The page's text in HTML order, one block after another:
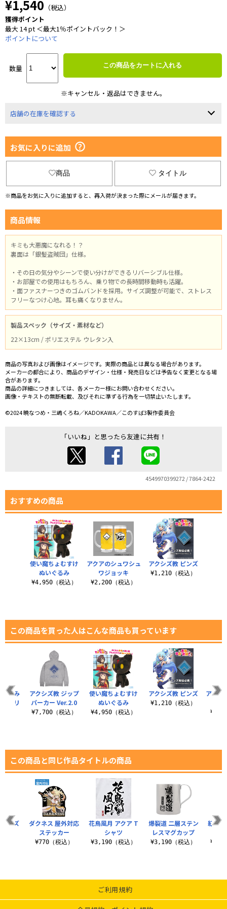
¥1,540 （税込）
獲得ポイント
最大 14 pt ＜最大1％ポイントバック！＞
ポイントについて
数量 この商品をカートに入れる
※キャンセル・返品はできません。
店舗の在庫を確認する
お気に入りに追加
商品 タイトル
※商品をお気に入りに追加すると、再入荷が決まった際にメールが届きます。
商品情報
キミも大悪魔になれる！？
裏面は「銀髪盗賊団」仕様。
・その日の気分やシーンで使い分けができるリバーシブル仕様。
・お部屋での使用はもちろん、乗り物での長時間移動時も活躍。
・面ファスナーつきのゴムバンドを採用。サイズ調整が可能で、ストレス
フリーなつけ心地。耳も痛くなりません。
製品スペック（サイズ・素材など）
22×13cm / ポリエステル ウレタン入
商品の写真および画像はイメージです。実際の商品とは異なる場合があります。
メーカーの都合により、商品のデザイン・仕様・発売日などは予告なく変更となる場
合があります。
商品の詳細につきましては、各メーカー様にお問い合わせください。
画像・テキストの無断転載、及びそれに準ずる行為を一切禁止いたします。
©2024 暁なつめ・三嶋くろね／KADOKAWA／このすば3製作委員会
「いいね」と思ったら友達に共有！
4549970399272 / 7864-2422
おすすめの商品
アクアのシュワシュ
ワジョッキ
¥2,200（税込）
アクシズ教 ピンズ
¥1,210（税込）
使い魔ちょむすけ
ぬいぐるみ
¥4,950（税込）
この商品を買った人はこんな商品も買っています
使い魔ちょむすけ
ぬいぐるみ
¥4,950（税込）
アクシズ教 ピンズ
¥1,210（税込）
アクア
ぐみ
クリ
アクシズ教 ジップ
パーカー Ver.2.0
¥7,700（税込）
この商品と同じ作品タイトルの商品
花鳥風月 アクア T
シャツ
¥3,190（税込）
爆裂道 二層ステン
レスマグカップ
¥3,190（税込）
紅魔
ンズ
ダクネス 屋外対応
ステッカー
¥770（税込）
ご利用規約